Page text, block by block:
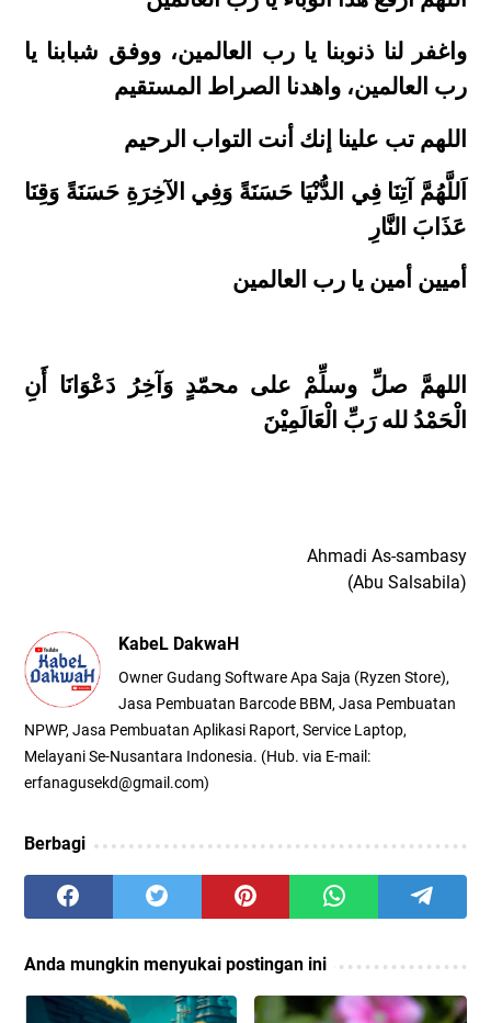
واغفر لنا ذنوبنا يا رب العالمين، ووفق شبابنا يا
رب العالمين، واهدنا الصراط المستقيم
اللهم تب علينا إنك أنت التواب الرحيم
اَللَّهُمَّ آتِنَا فِي الدُّنْيَا حَسَنَةً وَفِي الآخِرَةِ حَسَنَةً وَقِنَا
عَذَابَ النَّارِ
أميين أمين يا رب العالمين
اللهمَّ صلِّ وسلِّمْ على محمّدٍ وَآخِرُ دَعْوَانَا أَنِ
الْحَمْدُ لله رَبِّ الْعَالَمِيْنَ
Ahmadi As-sambasy
(Abu Salsabila)
KabeL DakwaH
Owner Gudang Software Apa Saja (Ryzen Store),
Jasa Pembuatan Barcode BBM, Jasa Pembuatan
NPWP, Jasa Pembuatan Aplikasi Raport, Service Laptop,
Melayani Se-Nusantara Indonesia. (Hub. via E-mail:
erfanagusekd@gmail.com)
Berbagi
Anda mungkin menyukai postingan ini